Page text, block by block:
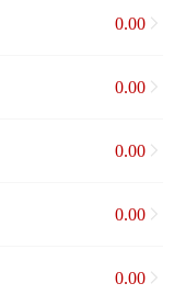
0.00
0.00
0.00
0.00
0.00